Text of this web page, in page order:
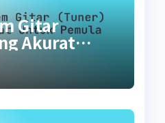
Gitar
Akurat